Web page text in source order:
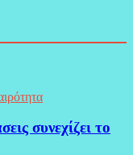
συνεχίζει το